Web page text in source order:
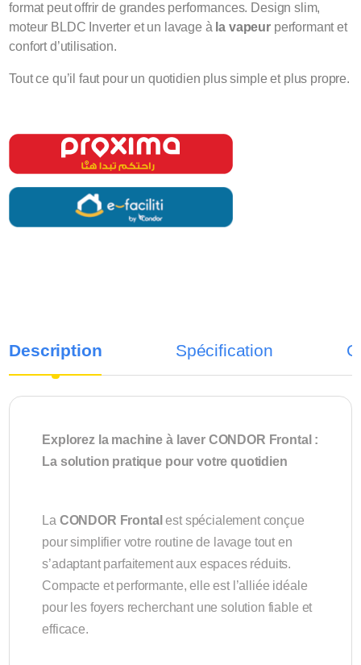
format peut offrir de grandes performances. Design slim,
moteur BLDC Inverter et un lavage à la vapeur performant et
confort d’utilisation.
Tout ce qu’il faut pour un quotidien plus simple et plus propre.
Description Spécification
Explorez la machine à laver CONDOR Frontal :
La solution pratique pour votre quotidien
La CONDOR Frontal est spécialement conçue
pour simplifier votre routine de lavage tout en
s’adaptant parfaitement aux espaces réduits.
Compacte et performante, elle est l’alliée idéale
pour les foyers recherchant une solution fiable et
efficace.